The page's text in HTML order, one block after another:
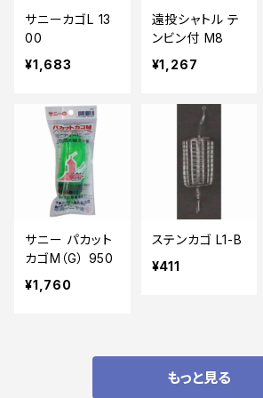
サニーカゴL 13
00
¥1,683
遠投シャトル テ
ンビン付 M8
¥1,267
サニー パカット
カゴM（G） 950
¥1,760
ステンカゴ L1-B
¥411
もっと見る